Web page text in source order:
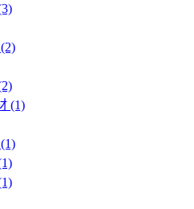
(2)
(1)
(1)